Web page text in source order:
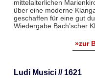
mittelalterlichen
über eine moderne
geschaffen für eine gut
Wiedergabe Bach’scher
»zur
Ludi Musici // 1621